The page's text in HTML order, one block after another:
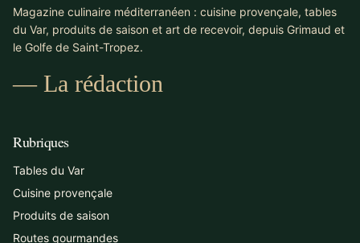
Magazine culinaire méditerranéen : cuisine provençale, tables
du Var, produits de saison et art de recevoir, depuis Grimaud et
le Golfe de Saint-Tropez.
— La rédaction
Rubriques
Tables du Var
Cuisine provençale
Produits de saison
Routes gourmandes